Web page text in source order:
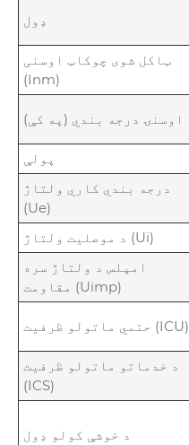
ډول
ټاکل شوی چوکاټ اوسنی
(Inm)
اوسنۍ درجه بندي (په کې)
پولې
درجه بندي کاري ولتاژ
(Ue)
د موصلیت ولتاژ (Ui)
امپلس د ولتاژ سره
مقاومت (Uimp)
حتمي ماتولو ظرفیت (ICU)
د خدماتو ماتولو ظرفیت
(ICS)
د خوشې کولو ډول